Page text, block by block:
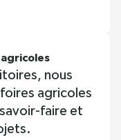
agricoles
nous
agricoles
faire et